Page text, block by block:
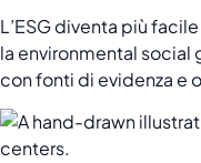
L’ESG diventa più
la environmental social
con fonti di evidenza e